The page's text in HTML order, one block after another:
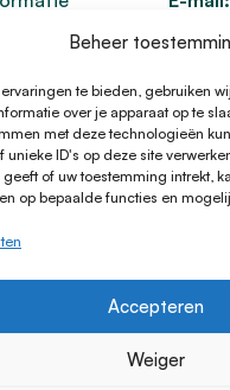
Beheer
te bieden, gebruiken
over je apparaat op te
met deze technologieën
unieke ID's op deze site
of uw toestemming intrekt,
op bepaalde functies en
Accepteren
Weiger
KvK
Kifid
Lening.nl